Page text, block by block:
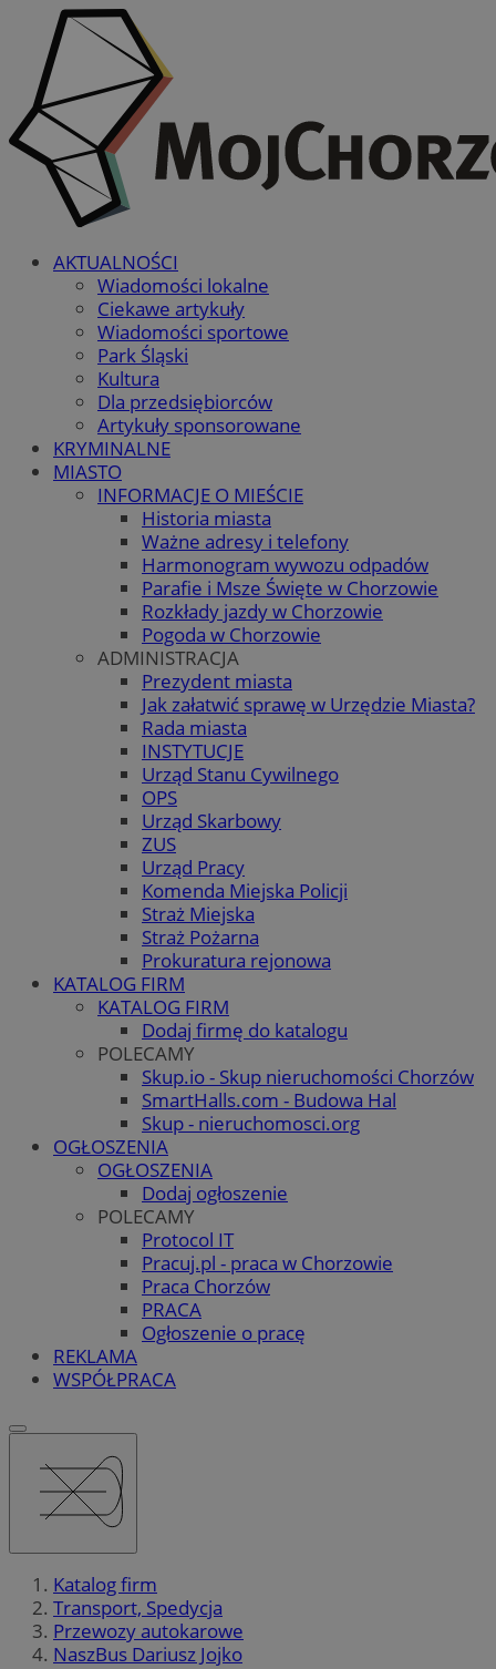
AKTUALNOŚCI
Wiadomości lokalne
Ciekawe artykuły
Wiadomości sportowe
Park Śląski
Kultura
Dla przedsiębiorców
Artykuły sponsorowane
KRYMINALNE
MIASTO
INFORMACJE O MIEŚCIE
Historia miasta
Ważne adresy i telefony
Harmonogram wywozu odpadów
Parafie i Msze Święte w Chorzowie
Rozkłady jazdy w Chorzowie
Pogoda w Chorzowie
ADMINISTRACJA
Prezydent miasta
Jak załatwić sprawę w Urzędzie Miasta?
Rada miasta
INSTYTUCJE
Urząd Stanu Cywilnego
OPS
Urząd Skarbowy
ZUS
Urząd Pracy
Komenda Miejska Policji
Straż Miejska
Straż Pożarna
Prokuratura rejonowa
KATALOG FIRM
KATALOG FIRM
Dodaj firmę do katalogu
POLECAMY
Skup.io - Skup nieruchomości Chorzów
SmartHalls.com - Budowa Hal
Skup - nieruchomosci.org
OGŁOSZENIA
OGŁOSZENIA
Dodaj ogłoszenie
POLECAMY
Protocol IT
Pracuj.pl - praca w Chorzowie
Praca Chorzów
PRACA
Ogłoszenie o pracę
REKLAMA
WSPÓŁPRACA
Katalog firm
Transport, Spedycja
Przewozy autokarowe
NaszBus Dariusz Jojko